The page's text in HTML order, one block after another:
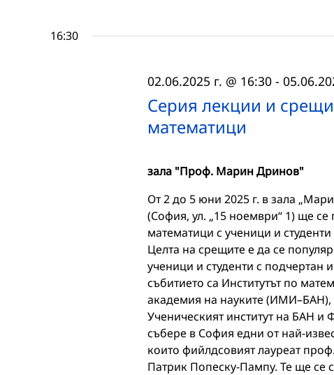
16:30
Серия лекции и
математици
02.06.2025 г. @ 16:30-
зала "Проф. Марин Дринов"
От 2 до 5 юни 2025 г. в зала
(София, ул. „15 ноември“ 1) ще
математици с ученици и
Целта на срещите е да се
ученици и студенти с подчертан
събитието са Институтът по
академия на науките
Ученическият институт на БАН и
събере в София едни от най-
които фийлдсовият лауреат
Патрик Попеску-Пампу. Те ще се